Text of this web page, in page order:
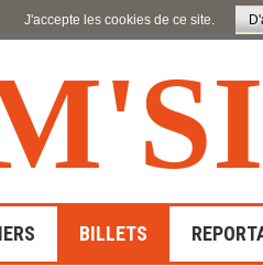
'SI
BILLETS
J'accepte les cookies de ce site.